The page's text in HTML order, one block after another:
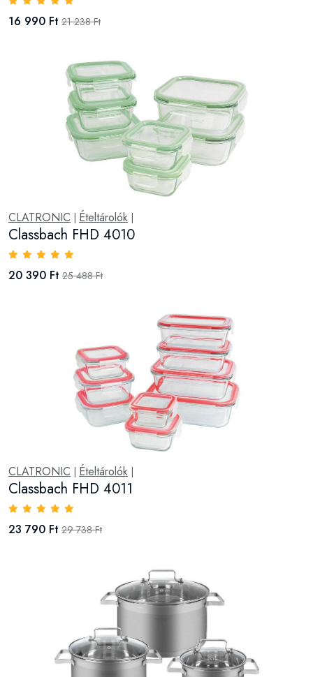
16 990 Ft 21 238 Ft
CLATRONIC Ételtárolók
Classbach FHD 4010
20 390 Ft 25 488 Ft
CLATRONIC Ételtárolók
Classbach FHD 4011
23 790 Ft 29 738 Ft